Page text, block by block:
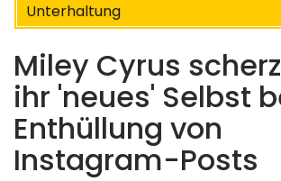
Unterhaltung
Miley Cyrus
ihr 'neues' Selbst
Enthüllung von
Instagram-Posts